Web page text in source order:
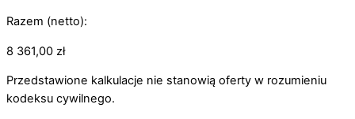
Razem (netto):
8 361,00 zł
Przedstawione kalkulacje nie stanowią oferty w rozumieniu
kodeksu cywilnego.